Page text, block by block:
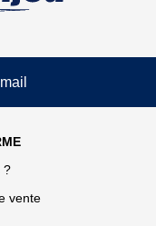
?
vente